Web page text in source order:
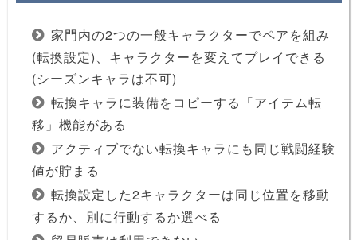
家門内の2つの一般キャラクターでペアを組み
(転換設定)、キャラクターを変えてプレイできる
(シーズンキャラは不可)
転換キャラに装備をコピーする「アイテム転
移」機能がある
アクティブでない転換キャラにも同じ戦闘経験
値が貯まる
転換設定した2キャラクターは同じ位置を移動
するか、別に行動するか選べる